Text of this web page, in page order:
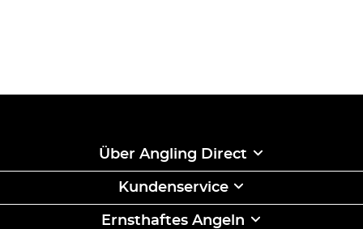
Über Angling Direct
Kundenservice
Ernsthaftes Angeln